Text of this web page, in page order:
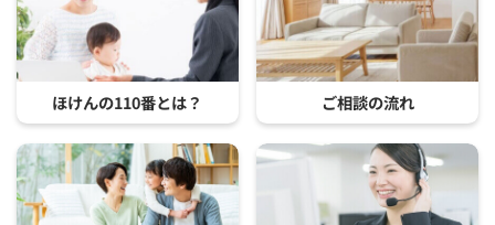
ほけんの110番とは？ ご相談の流れ